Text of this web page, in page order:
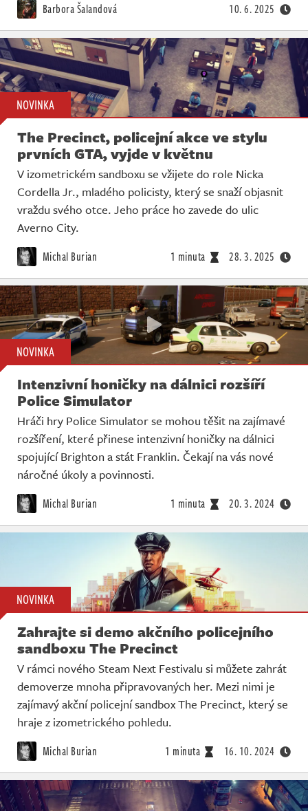
Barbora Šalandová 10. 6. 2025
NOVINKA
The Precinct, policejní akce ve stylu
prvních GTA, vyjde v květnu
V izometrickém sandboxu se vžijete do role Nicka
Cordella Jr., mladého policisty, který se snaží objasnit
vraždu svého otce. Jeho práce ho zavede do ulic
Averno City.
Michal Burian 1 minuta 28. 3. 2025
NOVINKA
Intenzivní honičky na dálnici rozšíří
Police Simulator
Hráči hry Police Simulator se mohou těšit na zajímavé
rozšíření, které přinese intenzivní honičky na dálnici
spojující Brighton a stát Franklin. Čekají na vás nové
náročné úkoly a povinnosti.
Michal Burian 1 minuta 20. 3. 2024
NOVINKA
Zahrajte si demo akčního policejního
sandboxu The Precinct
V rámci nového Steam Next Festivalu si můžete zahrát
demoverze mnoha připravovaných her. Mezi nimi je
zajímavý akční policejní sandbox The Precinct, který se
hraje z izometrického pohledu.
Michal Burian 1 minuta 16. 10. 2024